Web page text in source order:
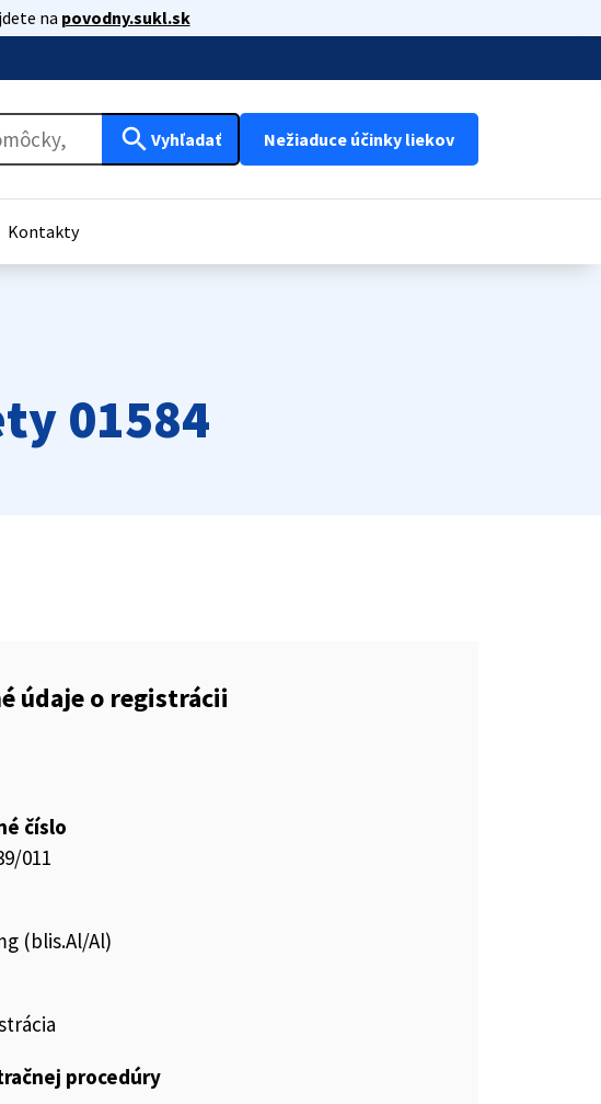
na povodny.sukl.sk
search Vyhľadať Nežiaduce účinky liekov
Kontakty
01584
údaje o registrácii
číslo
011
(blis.Al/Al)
procedúry